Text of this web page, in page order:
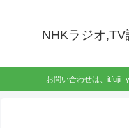
NHKラジオ,TV
お問い合わせは、